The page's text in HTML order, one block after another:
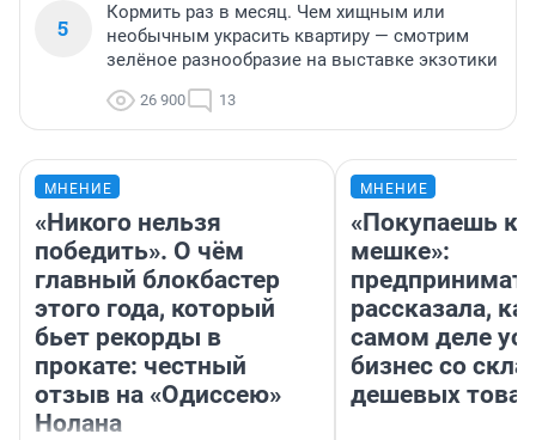
5
Кормить раз в месяц. Чем хищным или
необычным украсить квартиру — смотрим
зелёное разнообразие на выставке экзотики
26 900 13
МНЕНИЕ
«Никого нельзя
победить». О чём
главный блокбастер
этого года, который
бьет рекорды в
прокате: честный
отзыв на «Одиссею»
Нолана
МНЕНИЕ
«Покупаешь
мешке»:
рассказала,
самом деле
бизнес со
дешевых